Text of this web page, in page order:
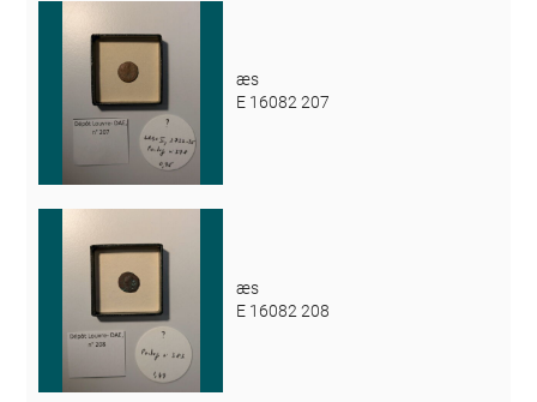
æs
E 16082 207
æs
E 16082 208